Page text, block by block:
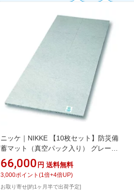
ニッケ｜NIKKE 【10枚セット】防災備
蓄マット（真空パック入り） グレー
ES2403S8
66,000 円 送料無料
3,000ポイント (1倍+4倍UP)
お取り寄せ[約1ヶ月半で出荷予定]